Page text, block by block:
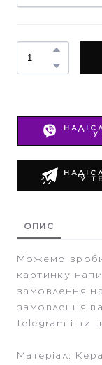
У
У
ОПИС
Можемо
картинку
замовлення
замовлення
telegram і ви
Матеріал: